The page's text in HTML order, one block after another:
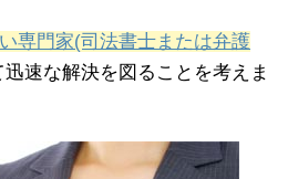
い専門家(司法書士または弁護
迅速な解決を図ることを考えま